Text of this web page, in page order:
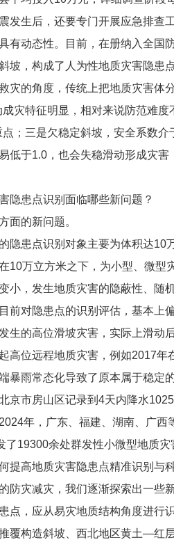
发生后，还要专门开展应急排查工
有动态性。目前，在册纳入全
坡，构成了人为性地质灾害隐患点
灾的角度，传统上把地质灾害
灾特征明显，相对来说防范难
；三是欠稳定斜坡，安全系数
低于1.0，也会失稳滑动形成灾
隐患点识别面临哪些新问题？
面的新问题。
隐患点识别对象主要为体积达
10万立方米之下，为小型、微
小，发生地质灾害的隐蔽性、
前对隐患点的识别评估，基本上
生的高位滑坡灾害，实际上滑
高位远程地质灾害，例如2017
暴雨常态化导致了原本属于稳
京市房山区记录到4天内降水
年，广东、福建、湖南、广
19300余处群发性小微型地质灾
提高地质灾害隐患点精准识别与
防灾减灾，我们逐渐探索出一些新
点，应从易灾地质结构角度进行
覆构造斜坡、西北地区黄土—红